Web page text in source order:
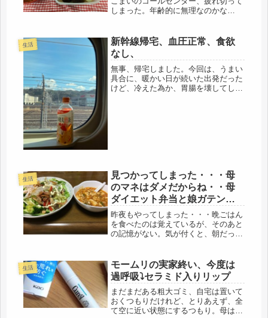
しまった。年齢的に無理なのかな
金をもらうって、大変なことだ
わ・・・短時間勤務、パートに切り替
え、考える...
生活
新幹線帰宅、血圧正常、食欲
なし、
無事、帰宅しました。今回は、うまい
具合に、暖かい日が続いた出発だった
けど、冷えた為か、胃腸を壊してしま
生活
見つかってしまった・・・母
のマネはダメだからね・・母
ダイエット弁当と娘ガテン弁
当・マーボー豆腐
昨夜もやってしまった・・・晩ごはん
を食べたのは覚えているが、そのあと
の記憶がない。気が付くと、朝だっ
かったなぁ～でも、一日分の日銭は持
って帰れたのだから、ヨシヨシ、と
い...
生活
モームリの実家終い、今度は
過呼吸⤵セラミド入りリップ
まだまだある粗大ゴミ、自宅は置いて
おくつもりだけれど、とりあえず、全
て空に近い状態にするつもり。母は、